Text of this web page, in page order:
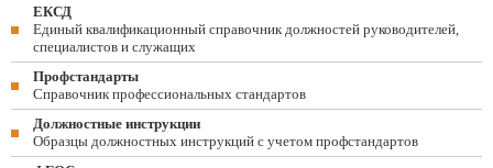
ЕКСД
Единый квалификационный справочник должностей руководителей,
специалистов и служащих
Профстандарты
Справочник профессиональных стандартов
Должностные инструкции
Образцы должностных инструкций с учетом профстандартов